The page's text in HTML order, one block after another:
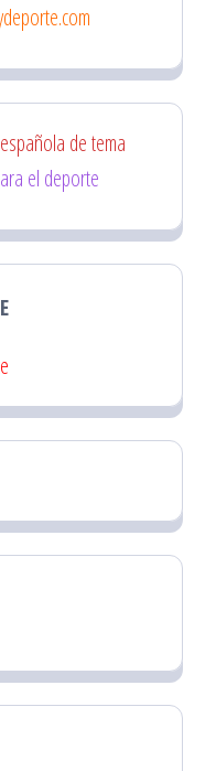
española de tema
el deporte